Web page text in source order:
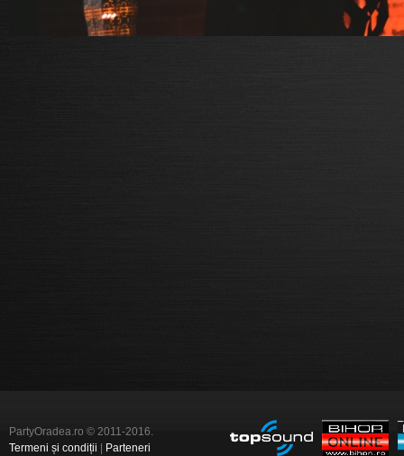
PartyOradea.ro © 2011-2016.
Termeni și condiții
Parteneri